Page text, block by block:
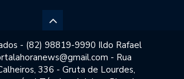
- (82) 98819-9990 Ildo Rafael
- Rua
336 - Gruta de Lourdes,